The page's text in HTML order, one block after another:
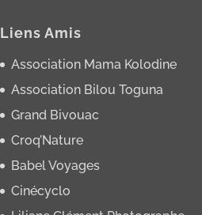
Liens Amis
Association Mama Kolodine
Association Bilou Toguna
Grand Bivouac
Croq’Nature
Babel Voyages
Cinécyclo